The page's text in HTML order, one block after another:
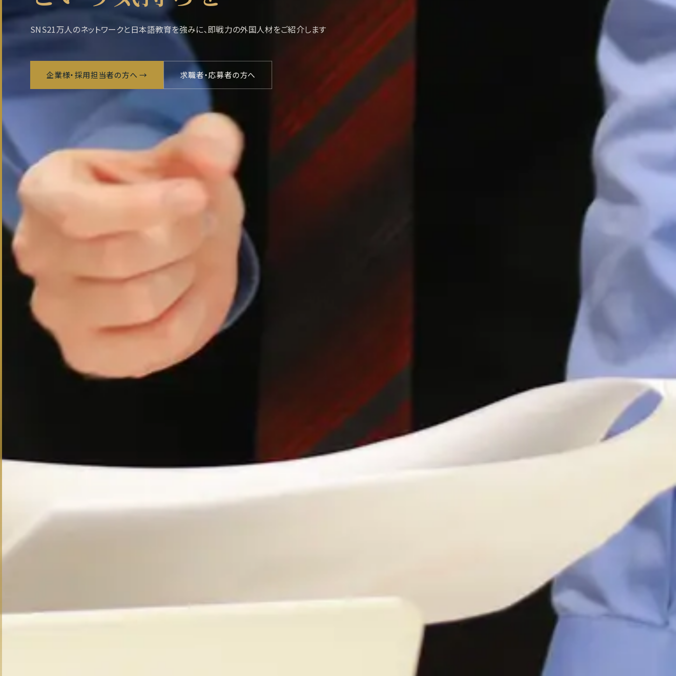
SNS21万人のネットワークと日本語教育を強みに、即戦力の外国人材をご紹介します
企業様・採用担当者の方へ → 求職者・応募者の方へ